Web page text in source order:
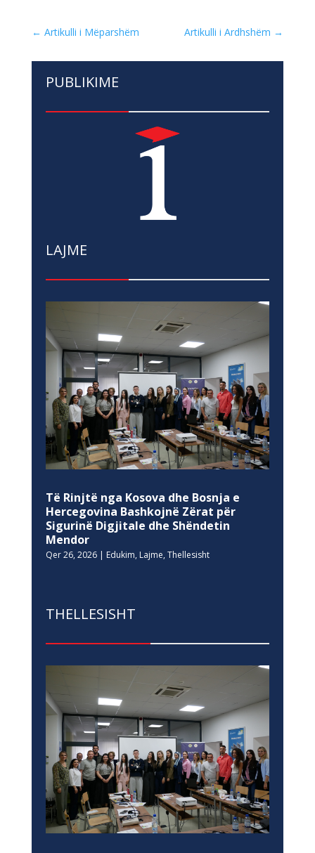
← Artikulli i Mëparshëm Artikulli i Ardhshëm →
PUBLIKIME
LAJME
Të Rinjtë nga Kosova dhe Bosnja e
Hercegovina Bashkojnë Zërat për
Sigurinë Digjitale dhe Shëndetin
Mendor
Qer 26, 2026| Edukim, Lajme, Thellesisht
THELLESISHT